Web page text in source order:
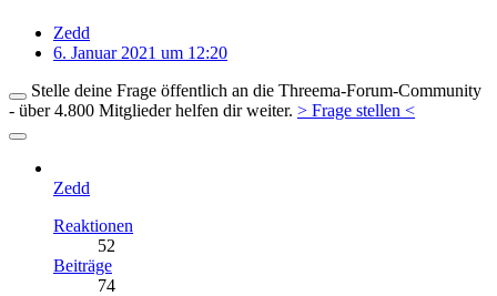
Zedd
6. Januar 2021 um 12:20
Stelle deine Frage öffentlich an die Threema-Forum-Community
- über 4.800 Mitglieder helfen dir weiter. > Frage stellen <
Zedd
Reaktionen
52
Beiträge
74